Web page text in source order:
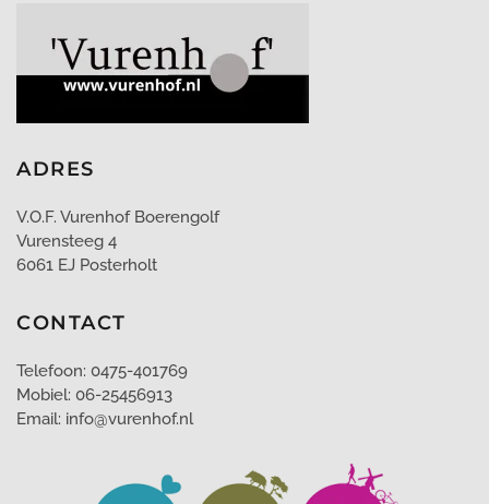
ADRES
V.O.F. Vurenhof Boerengolf
Vurensteeg 4
6061 EJ Posterholt
CONTACT
Telefoon: 0475-401769
Mobiel: 06-25456913
Email: info@vurenhof.nl